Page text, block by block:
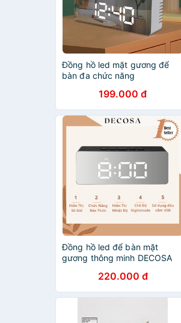
Đồng hồ led mặt gương để
bàn đa chức năng
199.000 đ
Đồng hồ led để bàn mặt
gương thông minh DECOSA
220.000 đ